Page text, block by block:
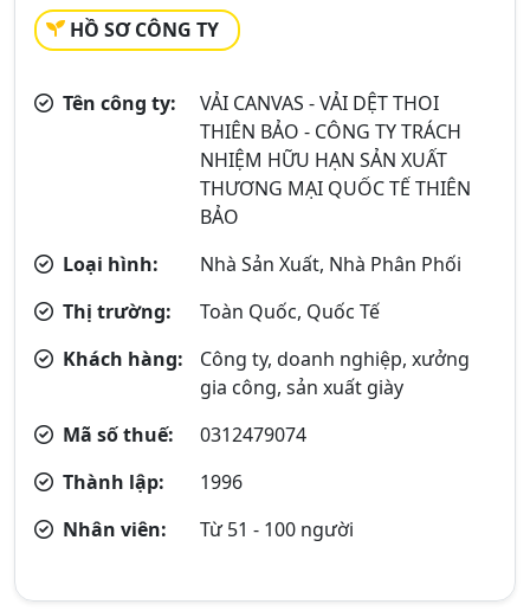
HỒ SƠ CÔNG TY
Tên công ty:
VẢI CANVAS - VẢI DỆT THOI
THIÊN BẢO - CÔNG TY TRÁCH
NHIỆM HỮU HẠN SẢN XUẤT
THƯƠNG MẠI QUỐC TẾ THIÊN
BẢO
Loại hình:
Nhà Sản Xuất, Nhà Phân Phối
Thị trường:
Toàn Quốc, Quốc Tế
Khách hàng:
Công ty, doanh nghiệp, xưởng
gia công, sản xuất giày
Mã số thuế:
0312479074
Thành lập:
1996
Nhân viên:
Từ 51 - 100 người